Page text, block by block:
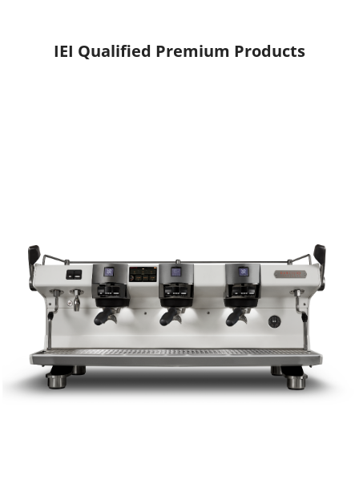
IEI Qualified Premium Products